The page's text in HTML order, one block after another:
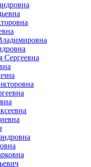
Сергеевна